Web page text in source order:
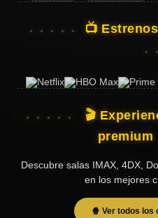
📺
🎬
premium
Descubre salas IMAX, 4DX,
en los mejores
🍿 Ver todos los